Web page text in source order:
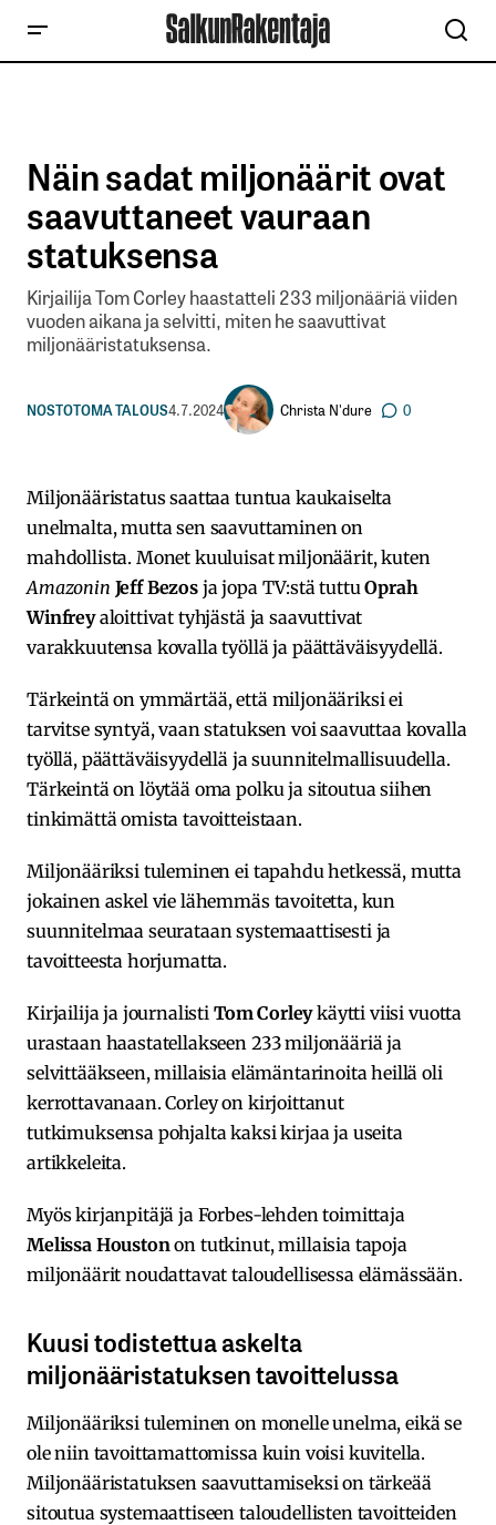
Näin sadat miljonäärit ovat
saavuttaneet vauraan
statuksensa
Kirjailija Tom Corley haastatteli 233 miljonääriä viiden
vuoden aikana ja selvitti, miten he saavuttivat
miljonääristatuksensa.
NOSTOTOMA TALOUS4.7.2024 Christa N'dure 0
Miljonääristatus saattaa tuntua kaukaiselta
unelmalta, mutta sen saavuttaminen on
mahdollista. Monet kuuluisat miljonäärit, kuten
Amazonin Jeff Bezosja jopa TV:stä tuttuOprah
Winfreyaloittivat tyhjästä ja saavuttivat
varakkuutensa kovalla työllä ja päättäväisyydellä.
Tärkeintä on ymmärtää, että miljonääriksi ei
tarvitse syntyä, vaan statuksen voi saavuttaa kovalla
työllä, päättäväisyydellä ja suunnitelmallisuudella.
Tärkeintä on löytää oma polku ja sitoutua siihen
tinkimättä omista tavoitteistaan.
Miljonääriksi tuleminen ei tapahdu hetkessä, mutta
jokainen askel vie lähemmäs tavoitetta, kun
suunnitelmaa seurataan systemaattisesti ja
tavoitteesta horjumatta.
Kirjailija ja journalisti Tom Corleykäytti viisi vuotta
urastaan haastatellakseen 233 miljonääriä ja
selvittääkseen, millaisia elämäntarinoita heillä oli
kerrottavanaan. Corley on kirjoittanut
tutkimuksensa pohjalta kaksi kirjaa ja useita
artikkeleita.
Myös kirjanpitäjä ja Forbes-lehden toimittaja
Melissa Houston on tutkinut, millaisia tapoja
miljonäärit noudattavat taloudellisessa elämässään.
Kuusi todistettua askelta
miljonääristatuksen tavoittelussa
Miljonääriksi tuleminen on monelle unelma, eikä se
ole niin tavoittamattomissa kuin voisi kuvitella.
Miljonääristatuksen saavuttamiseksi on tärkeää
sitoutua systemaattiseen taloudellisten tavoitteiden